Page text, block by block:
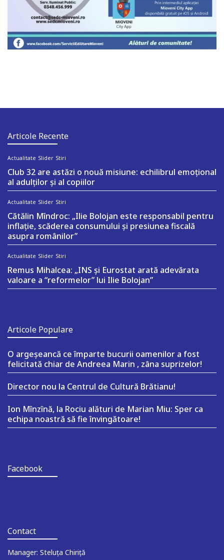
Articole Recente
Actualitate Slider Stiri
Club 32 are astăzi o nouă misiune: echilibrul emoțional
al adulților și al copiilor
Actualitate Slider Stiri
Cătălin Mîndroc: „Ilie Bolojan este responsabil pentru
inflație, scăderea consumului și presiunea fiscală
asupra românilor”
Actualitate Slider Stiri
Remus Mihalcea: „INS și Eurostat arată adevărata
valoare a “reformelor” lui Ilie Bolojan”
Articole Populare
O argeşeancă ce împarte bucurii oamenilor a fost
felicitată chiar de Andreea Marin , zâna suprizelor!
Director nou la Centrul de Cultură Brătianu!
Ion Mînzînă, la Rociu alături de Marian Miu: Sper ca
echipa noastră să fie învingătoare!
Facebook
Contact
Manager: Steluța Chiriță